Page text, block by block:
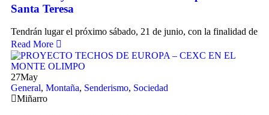
Santa Teresa
Tendrán lugar el próximo sábado, 21 de junio, con la finalidad de
Read More
27May
General, Montaña, Senderismo, Sociedad
Miñarro